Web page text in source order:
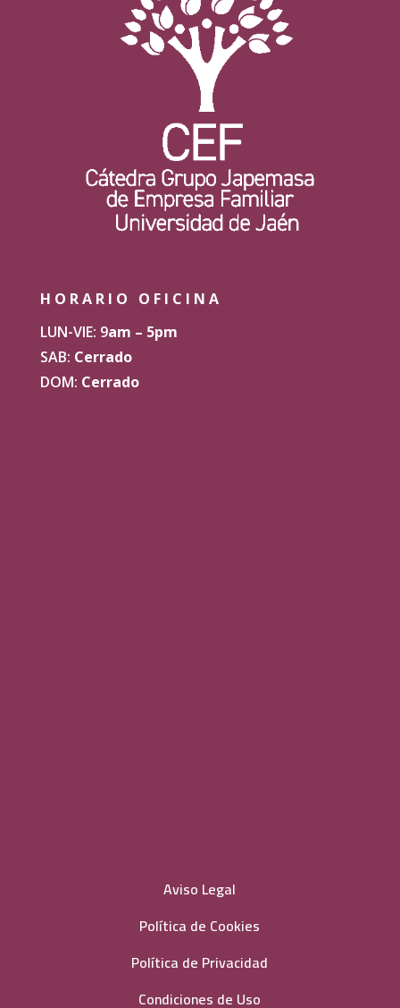
HORARIO OFICINA
LUN-VIE: 9am – 5pm
SAB: Cerrado
DOM: Cerrado
Aviso Legal
Política de Cookies
Política de Privacidad
Condiciones de Uso